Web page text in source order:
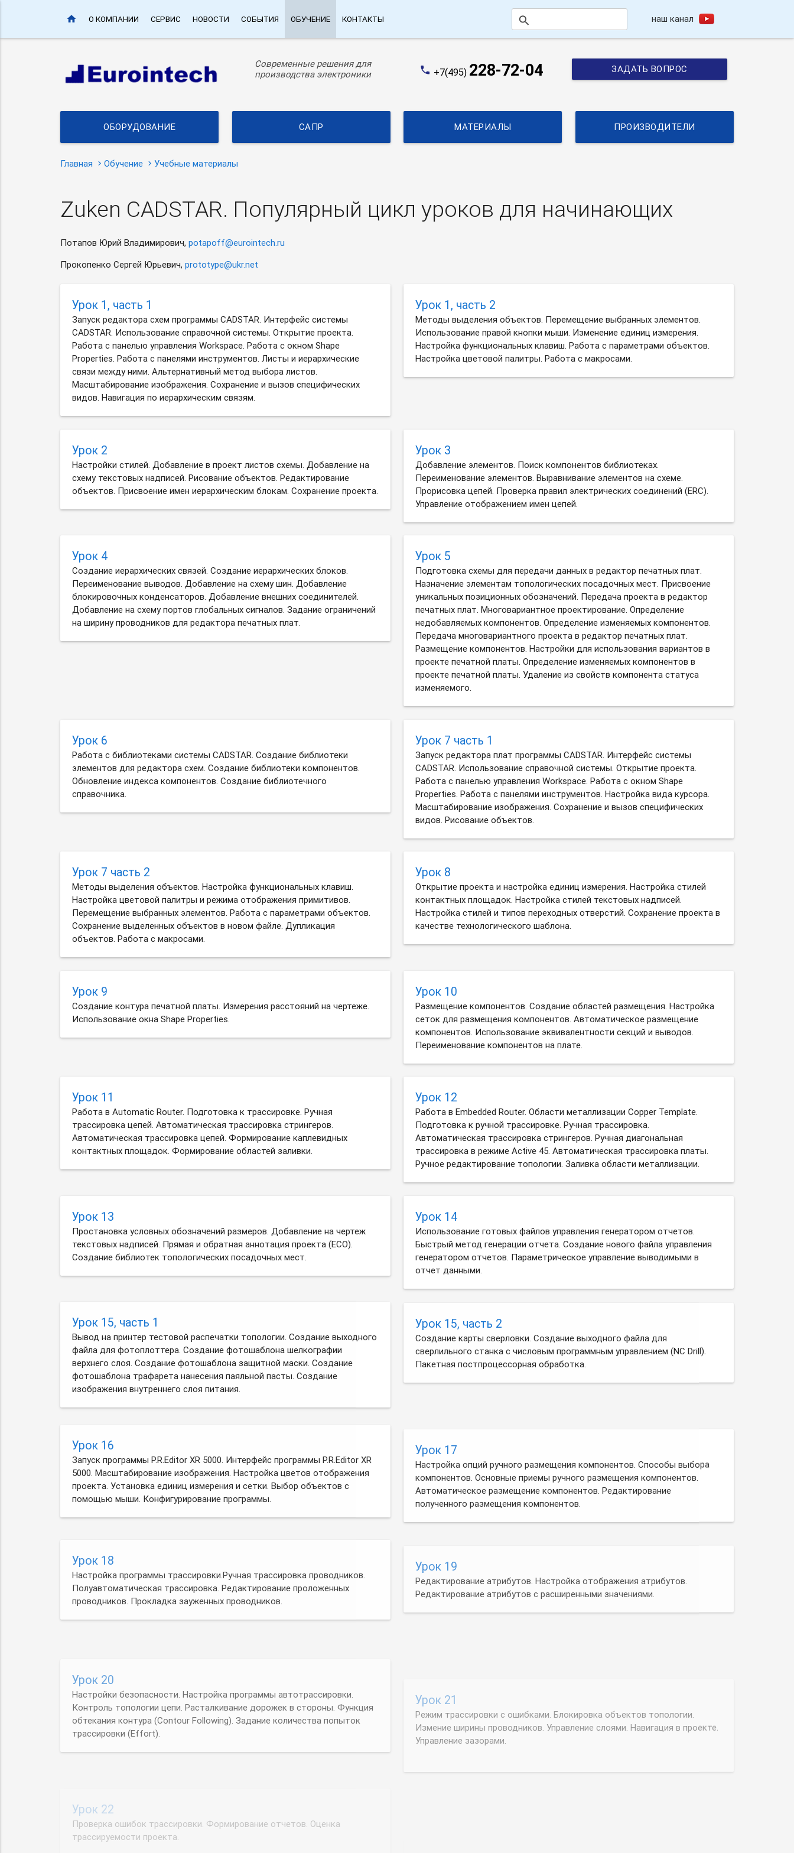
home О КОМПАНИИ СЕРВИС НОВОСТИ СОБЫТИЯ ОБУЧЕНИЕ КОНТАКТЫ search наш канал
Современные решения для
производства электроники
phone +7(495) 228-72-04 ЗАДАТЬ ВОПРОС
ОБОРУДОВАНИЕ САПР МАТЕРИАЛЫ ПРОИЗВОДИТЕЛИ
Главная Обучение Учебные материалы
Zuken CADSTAR. Популярный цикл уроков для начинающих
Потапов Юрий Владимирович, potapoff@eurointech.ru
Прокопенко Сергей Юрьевич, prototype@ukr.net
Урок 1, часть 1
Запуск редактора схем программы CADSTAR. Интерфейс системы
CADSTAR. Использование справочной системы. Открытие проекта.
Работа с панелью управления Workspace. Работа с окном Shape
Properties. Работа с панелями инструментов. Листы и иерархические
связи между ними. Альтернативный метод выбора листов.
Масштабирование изображения. Сохранение и вызов специфических
видов. Навигация по иерархическим связям.
Урок 1, часть 2
Методы выделения объектов. Перемещение выбранных элементов.
Использование правой кнопки мыши. Изменение единиц измерения.
Настройка функциональных клавиш. Работа с параметрами объектов.
Настройка цветовой палитры. Работа с макросами.
Урок 2
Настройки стилей. Добавление в проект листов схемы. Добавление на
схему текстовых надписей. Рисование объектов. Редактирование
объектов. Присвоение имен иерархическим блокам. Сохранение проекта.
Урок 3
Добавление элементов. Поиск компонентов библиотеках.
Переименование элементов. Выравнивание элементов на схеме.
Прорисовка цепей. Проверка правил электрических соединений (ERC).
Управление отображением имен цепей.
Урок 4
Создание иерархических связей. Создание иерархических блоков.
Переименование выводов. Добавление на схему шин. Добавление
блокировочных конденсаторов. Добавление внешних соединителей.
Добавление на схему портов глобальных сигналов. Задание ограничений
на ширину проводников для редактора печатных плат.
Урок 5
Подготовка схемы для передачи данных в редактор печатных плат.
Назначение элементам топологических посадочных мест. Присвоение
уникальных позиционных обозначений. Передача проекта в редактор
печатных плат. Многовариантное проектирование. Определение
недобавляемых компонентов. Определение изменяемых компонентов.
Передача многовариантного проекта в редактор печатных плат.
Размещение компонентов. Настройки для использования вариантов в
проекте печатной платы. Определение изменяемых компонентов в
проекте печатной платы. Удаление из свойств компонента статуса
изменяемого.
Урок 6
Работа с библиотеками системы CADSTAR. Создание библиотеки
элементов для редактора схем. Создание библиотеки компонентов.
Обновление индекса компонентов. Создание библиотечного
справочника.
Урок 7 часть 1
Запуск редактора плат программы CADSTAR. Интерфейс системы
CADSTAR. Использование справочной системы. Открытие проекта.
Работа с панелью управления Workspace. Работа с окном Shape
Properties. Работа с панелями инструментов. Настройка вида курсора.
Масштабирование изображения. Сохранение и вызов специфических
видов. Рисование объектов.
Урок 7 часть 2
Методы выделения объектов. Настройка функциональных клавиш.
Настройка цветовой палитры и режима отображения примитивов.
Перемещение выбранных элементов. Работа с параметрами объектов.
Сохранение выделенных объектов в новом файле. Дупликация
объектов. Работа с макросами.
Урок 8
Открытие проекта и настройка единиц измерения. Настройка стилей
контактных площадок. Настройка стилей текстовых надписей.
Настройка стилей и типов переходных отверстий. Сохранение проекта в
качестве технологического шаблона.
Урок 9
Создание контура печатной платы. Измерения расстояний на чертеже.
Использование окна Shape Properties.
Урок 10
Размещение компонентов. Создание областей размещения. Настройка
сеток для размещения компонентов. Автоматическое размещение
компонентов. Использование эквивалентности секций и выводов.
Переименование компонентов на плате.
Урок 11
Работа в Automatic Router. Подготовка к трассировке. Ручная
трассировка цепей. Автоматическая трассировка стрингеров.
Автоматическая трассировка цепей. Формирование каплевидных
контактных площадок. Формирование областей заливки.
Урок 12
Работа в Embedded Router. Области металлизации Copper Template.
Подготовка к ручной трассировке. Ручная трассировка.
Автоматическая трассировка стрингеров. Ручная диагональная
трассировка в режиме Active 45. Автоматическая трассировка платы.
Ручное редактирование топологии. Заливка области металлизации.
Урок 13
Простановка условных обозначений размеров. Добавление на чертеж
текстовых надписей. Прямая и обратная аннотация проекта (ECO).
Создание библиотек топологических посадочных мест.
Урок 14
Использование готовых файлов управления генератором отчетов.
Быстрый метод генерации отчета. Создание нового файла управления
генератором отчетов. Параметрическое управление выводимыми в
отчет данными.
Урок 15, часть 1
Вывод на принтер тестовой распечатки топологии. Создание выходного
файла для фотоплоттера. Создание фотошаблона шелкографии
верхнего слоя. Создание фотошаблона защитной маски. Создание
фотошаблона трафарета нанесения паяльной пасты. Создание
изображения внутреннего слоя питания.
Урок 15, часть 2
Создание карты сверловки. Создание выходного файла для
сверлильного станка с числовым программным управлением (NC Drill).
Пакетная постпроцессорная обработка.
Урок 16
Запуск программы P.R.Editor XR 5000. Интерфейс программы P.R.Editor XR
5000. Масштабирование изображения. Настройка цветов отображения
проекта. Установка единиц измерения и сетки. Выбор объектов с
помощью мыши. Конфигурирование программы.
Настройка опций ручного размещения компонентов. Способы выбора
компонентов. Основные приемы ручного размещения компонентов.
Автоматическое размещение компонентов. Редактирование
полученного размещения компонентов.
Настройка программы трассировки.Ручная трассировка проводников.
Полуавтоматическая трассировка. Редактирование проложенных
проводников. Прокладка зауженных проводников.
Редактирование атрибутов. Настройка отображения атрибутов.
Редактирование атрибутов с расширенными значениями.
обтекания контура (Contour Following). Задание количества попыток
трассировки (Effort).
Урок 23